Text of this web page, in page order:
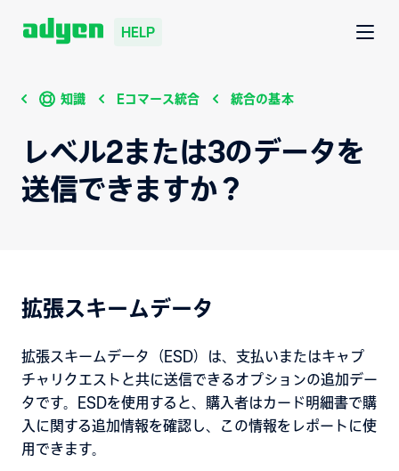
HELP
知識 Eコマース統合 統合の基本
レベル2または3のデータを
送信できますか？
拡張スキームデータ
拡張スキームデータ（ESD）は、支払いまたはキャプ
チャリクエストと共に送信できるオプションの追加デー
タです。ESDを使用すると、購入者はカード明細書で購
入に関する追加情報を確認し、この情報をレポートに使
用できます。